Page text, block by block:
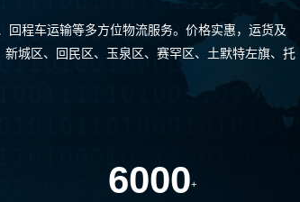
程车运输等多方位物流服务。价格实惠，运货及
城区、回民区、玉泉区、赛罕区、土默特左旗、托
6000+